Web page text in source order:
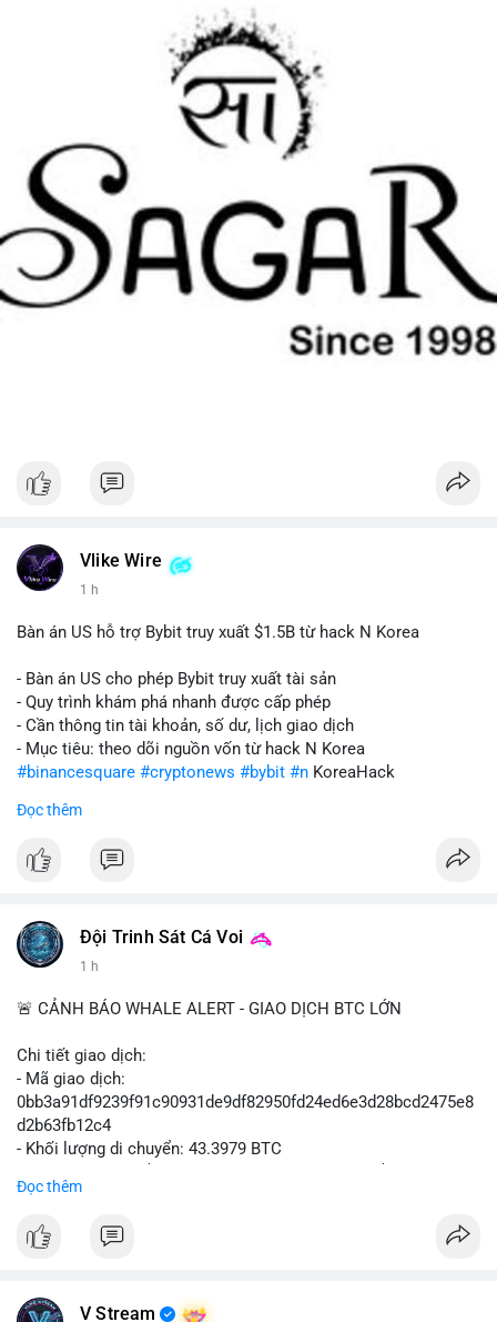
Vlike Wire
1 h
Bàn án US hỗ trợ Bybit truy xuất $1.5B từ hack N Korea
- Bàn án US cho phép Bybit truy xuất tài sản
- Quy trình khám phá nhanh được cấp phép
- Cần thông tin tài khoản, số dư, lịch giao dịch
- Mục tiêu: theo dõi nguồn vốn từ hack N Korea
#binancesquare #cryptonews #bybit #n KoreaHack
$btc $eth
#vlikevn #titanbot
Đọc thêm
Đội Trinh Sát Cá Voi
1 h
🚨 CẢNH BÁO WHALE ALERT - GIAO DỊCH BTC LỚN
Chi tiết giao dịch:
- Mã giao dịch:
0bb3a91df9239f91c90931de9df82950fd24ed6e3d28bcd2475e8
d2b63fb12c4
- Khối lượng di chuyển: 43.3979 BTC
USD)
- Thời gian: 04:18
số đủ lớn để tạo áp lực thanh khoản tức thời. Hành vi này có
Đọc thêm
V Stream